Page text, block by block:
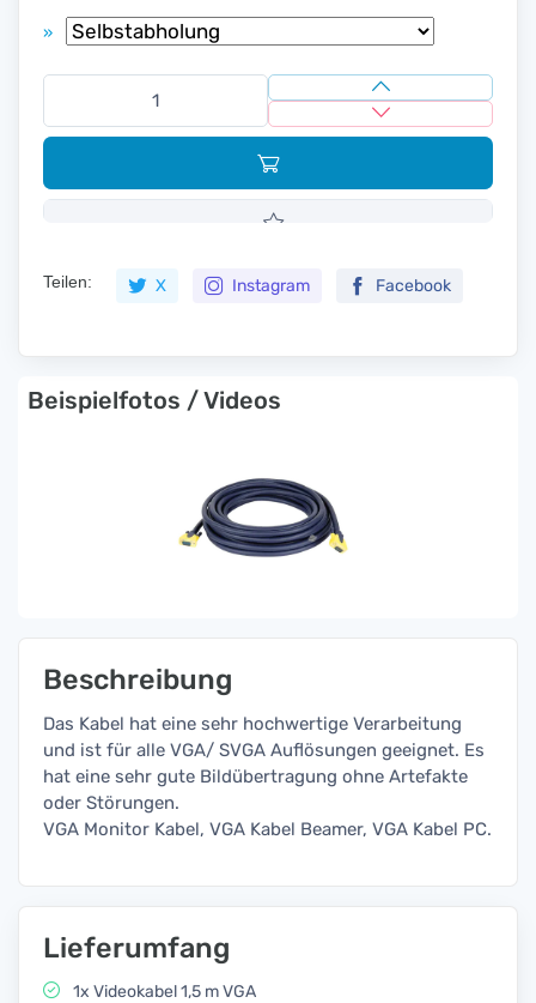
»
Teilen: X Instagram Facebook
Beispielfotos / Videos
Beschreibung
Das Kabel hat eine sehr hochwertige Verarbeitung
und ist für alle VGA/ SVGA Auflösungen geeignet. Es
hat eine sehr gute Bildübertragung ohne Artefakte
oder Störungen.
VGA Monitor Kabel, VGA Kabel Beamer, VGA Kabel PC.
Lieferumfang
1x Videokabel 1,5 m VGA